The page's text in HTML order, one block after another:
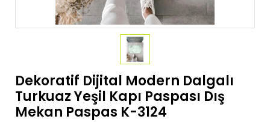
Dekoratif Dijital Modern Dalgalı
Turkuaz Yeşil Kapı Paspası Dış
Mekan Paspas K-3124